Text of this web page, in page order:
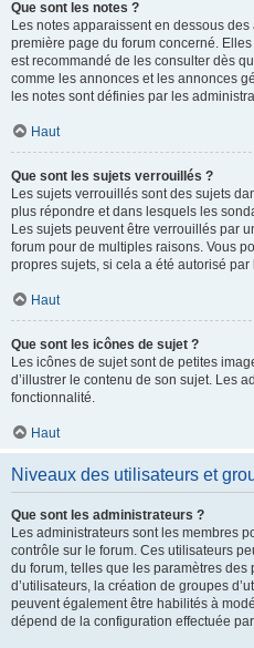
Que sont les notes ?
Les notes apparaissent en dessous
première page du forum concerné.
est recommandé de les consulter dès
comme les annonces et les annonces
les notes sont définies par les
Haut
Que sont les sujets verrouillés ?
Les sujets verrouillés sont des sujets
plus répondre et dans lesquels les
Les sujets peuvent être verrouillés par
forum pour de multiples raisons. Vous
propres sujets, si cela a été autorisé
Haut
Que sont les icônes de sujet ?
Les icônes de sujet sont de petites
d’illustrer le contenu de son sujet. Les
fonctionnalité.
Haut
Niveaux des utilisateurs et
Que sont les administrateurs ?
Les administrateurs sont les membres
contrôle sur le forum. Ces utilisateurs
du forum, telles que les paramètres
d’utilisateurs, la création de groupes
peuvent également être habilités à
dépend de la configuration effectuée